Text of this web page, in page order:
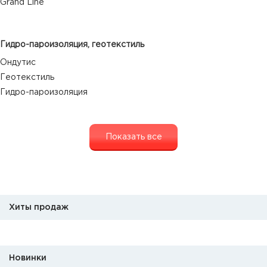
Grand Line
Гидро-пароизоляция, геотекстиль
Ондутис
Геотекстиль
Гидро-пароизоляция
Показать все
Хиты продаж
Новинки